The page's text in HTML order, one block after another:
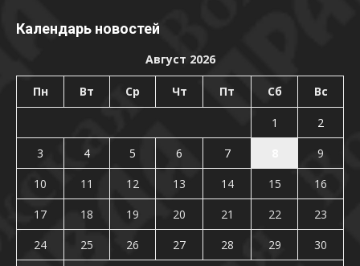
Календарь новостей
Август 2026
Пн Вт Ср Чт Пт Сб Вс
1
2
3
4 5 6 7
9
10
11 12 13 14 15
16
17
18 19 20 21 22
23
24
25 26 27 28 29
30